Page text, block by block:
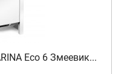
Eco 6 Змеевик...